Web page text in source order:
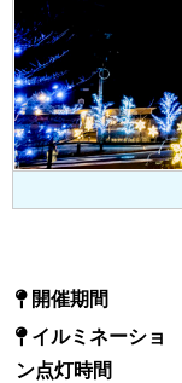
開催期間
イルミネーショ
ン点灯時間